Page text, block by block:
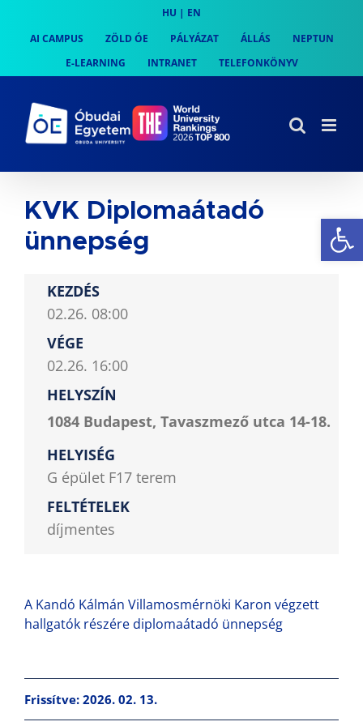
content
HU | EN
AI CAMPUS
ZÖLD ÓE PÁLYÁZAT ÁLLÁS
NEPTUN
E-LEARNING
INTRANET TELEFONKÖNYV
KVK Diplomaátadó
ünnepség
KEZDÉS
02.26. 08:00
VÉGE
02.26. 16:00
HELYSZÍN
1084 Budapest, Tavaszmező utca 14-18.
HELYISÉG
G épület F17 terem
FELTÉTELEK
díjmentes
A Kandó Kálmán Villamosmérnöki Karon végzett
hallgatók részére diplomaátadó ünnepség
Frissítve: 2026. 02. 13.